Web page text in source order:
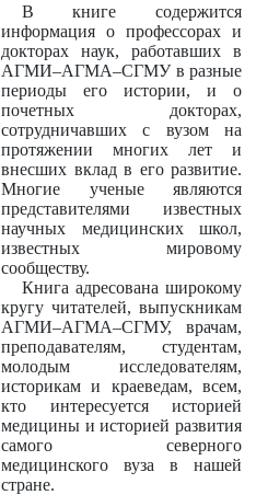
В книге содержится
информация о профессорах и
докторах наук, работавших в
АГМИ–АГМА–СГМУ в разные
периоды его истории, и о
почетных докторах,
сотрудничавших с вузом на
протяжении многих лет и
внесших вклад в его развитие.
Многие ученые являются
представителями известных
научных медицинских школ,
известных мировому
сообществу.
Книга адресована широкому
кругу читателей, выпускникам
АГМИ–АГМА–СГМУ, врачам,
преподавателям, студентам,
молодым исследователям,
историкам и краеведам, всем,
кто интересуется историей
медицины и историей развития
самого северного
медицинского вуза в нашей
стране.